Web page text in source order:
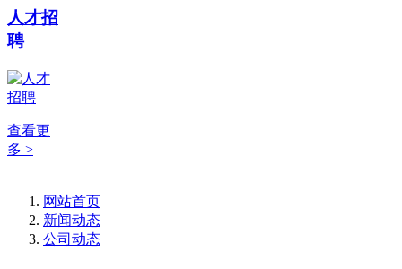
人才招
聘
查看更
多 >
网站首页
新闻动态
公司动态